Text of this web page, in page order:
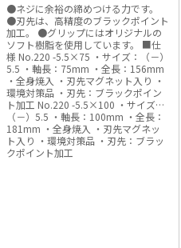
●ネジに余裕の締めつける力です。
●刃先は、高精度のブラックポイント
加工。 ●グリップにはオリジナルの
ソフト樹脂を使用しています。 ■仕
様 No.220 -5.5×75 ・サイズ：（－）
5.5 ・軸長：75mm ・全長：156mm
・全身焼入 ・刃先マグネット入り ・
環境対策品 ・刃先：ブラックポイン
ト加工 No.220 -5.5×100 ・サイズ：
（－）5.5 ・軸長：100mm ・全長：
181mm ・全身焼入 ・刃先マグネッ
ト入り ・環境対策品 ・刃先：ブラッ
クポイント加工